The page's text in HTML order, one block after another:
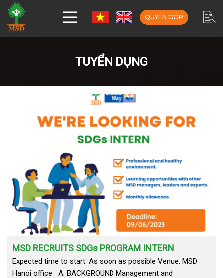
QUYÊN GÓP
TUYỂN DỤNG
MSD RECRUITS SDGs PROGRAM INTERN
Expected time to start: As soon as possible Venue: MSD
Hanoi office A. BACKGROUND Management and